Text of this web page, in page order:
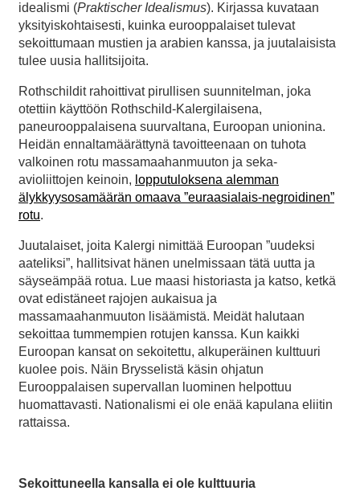
idealismi (Praktischer Idealismus). Kirjassa kuvataan
yksityiskohtaisesti, kuinka eurooppalaiset tulevat
sekoittumaan mustien ja arabien kanssa, ja juutalaisista
tulee uusia hallitsijoita.
Rothschildit rahoittivat pirullisen suunnitelman, joka
otettiin käyttöön Rothschild-Kalergilaisena,
paneurooppalaisena suurvaltana, Euroopan unionina.
Heidän ennaltamäärättynä tavoitteenaan on tuhota
valkoinen rotu massamaahanmuuton ja seka-
avioliittojen keinoin, lopputuloksena alemman
älykkyysosamäärän omaava ”euraasialais-negroidinen”
rotu.
Juutalaiset, joita Kalergi nimittää Euroopan ”uudeksi
aateliksi”, hallitsivat hänen unelmissaan tätä uutta ja
säyseämpää rotua. Lue maasi historiasta ja katso, ketkä
ovat edistäneet rajojen aukaisua ja
massamaahanmuuton lisäämistä. Meidät halutaan
sekoittaa tummempien rotujen kanssa. Kun kaikki
Euroopan kansat on sekoitettu, alkuperäinen kulttuuri
kuolee pois. Näin Brysselistä käsin ohjatun
Eurooppalaisen supervallan luominen helpottuu
huomattavasti. Nationalismi ei ole enää kapulana eliitin
rattaissa.
Sekoittuneella kansalla ei ole kulttuuria